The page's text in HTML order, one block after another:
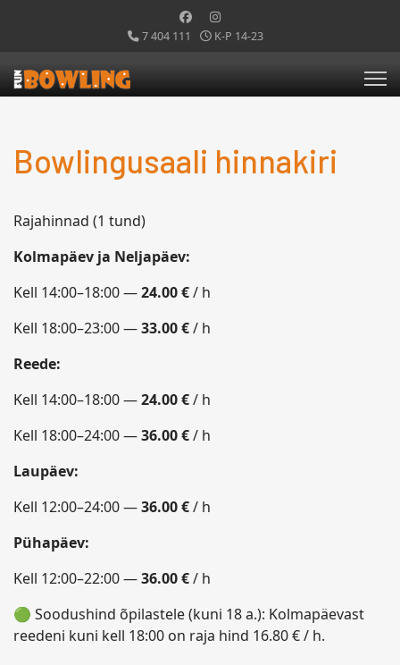
7 404 111 K-P 14-23
Bowlingusaali hinnakiri
Rajahinnad (1 tund)
Kolmapäev ja Neljapäev:
Kell 14:00–18:00 —24.00 €/ h
Kell 18:00–23:00 —33.00 €/ h
Reede:
Kell 14:00–18:00 —24.00 €/ h
Kell 18:00–24:00 —36.00 €/ h
Laupäev:
Kell 12:00–24:00 —36.00 €/ h
Pühapäev:
Kell 12:00–22:00 —36.00 €/ h
🟢 Soodushind õpilastele (kuni 18 a.): Kolmapäevast
reedeni kuni kell 18:00 on raja hind 16.80 € / h.